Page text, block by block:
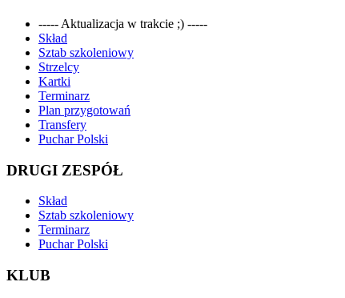
----- Aktualizacja w trakcie ;) -----
Skład
Sztab szkoleniowy
Strzelcy
Kartki
Terminarz
Plan przygotowań
Transfery
Puchar Polski
DRUGI ZESPÓŁ
Skład
Sztab szkoleniowy
Terminarz
Puchar Polski
KLUB